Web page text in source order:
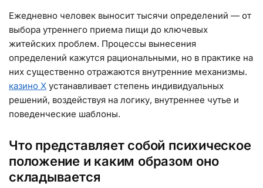
Ежедневно человек выносит тысячи определений — от
выбора утреннего приема пищи до ключевых
житейских проблем. Процессы вынесения
определений кажутся рациональными, но в практике на
них существенно отражаются внутренние механизмы.
казино X устанавливает степень индивидуальных
решений, воздействуя на логику, внутреннее чутье и
поведенческие шаблоны.
Что представляет собой психическое
положение и каким образом оно
складывается